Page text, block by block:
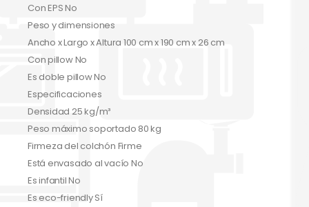
Con EPS No
Peso y dimensiones
Ancho x Largo x Altura 100 cm x 190 cm x 26 cm
Con pillow No
Es doble pillow No
Especificaciones
Densidad 25 kg/m³
Peso máximo soportado 80 kg
Firmeza del colchón Firme
Está envasado al vacío No
Es infantil No
Es eco-friendly Sí